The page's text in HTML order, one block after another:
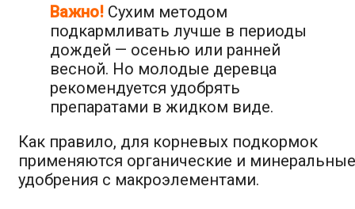
Важно! Сухим методом
подкармливать лучше в периоды
дождей — осенью или ранней
весной. Но молодые деревца
рекомендуется удобрять
препаратами в жидком виде.
Как правило, для корневых подкормок
применяются органические и минеральные
удобрения с макроэлементами.